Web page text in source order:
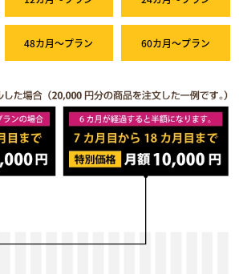
48カ月～プラン 60カ月～プラン